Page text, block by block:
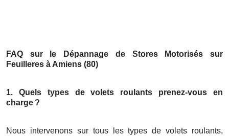
FAQ sur le Dépannage de Stores Motorisés sur
Feuilleres à Amiens (80)
1. Quels types de volets roulants prenez-vous en
charge ?
Nous intervenons sur tous les types de volets roulants,